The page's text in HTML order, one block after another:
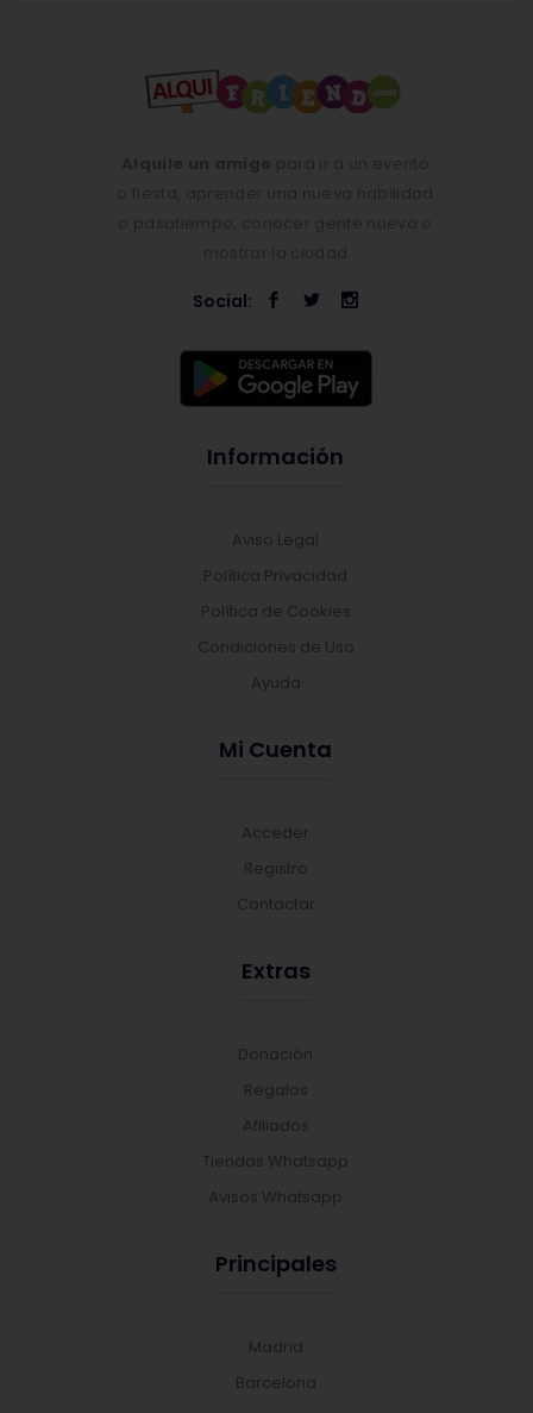
Social:
Información
Aviso Legal
Política Privacidad
Política de Cookies
Condiciones de Uso
Ayuda
Mi Cuenta
Acceder
Registro
Contactar
Extras
Donación
Regalos
Afiliados
Tiendas Whatsapp
Avisos Whatsapp
Principales
Madrid
Barcelona